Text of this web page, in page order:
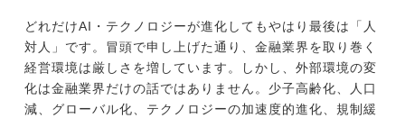
どれだけAI・テクノロジーが進化してもやはり最後は「人
対人」です。冒頭で申し上げた通り、金融業界を取り巻く
経営環境は厳しさを増しています。しかし、外部環境の変
化は金融業界だけの話ではありません。少子高齢化、人口
減、グローバル化、テクノロジーの加速度的進化、規制緩